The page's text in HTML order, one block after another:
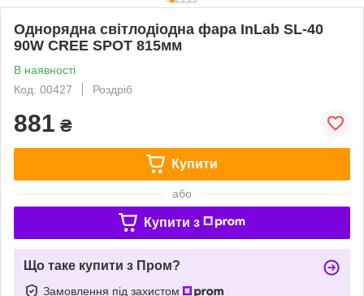
Однорядна світлодіодна фара InLab SL-40
90W CREE SPOT 815мм
В наявності
Код: 00427
Роздріб
881 ₴
Купити
або
Купити з
Що таке купити з Пром?
Замовлення під захистом